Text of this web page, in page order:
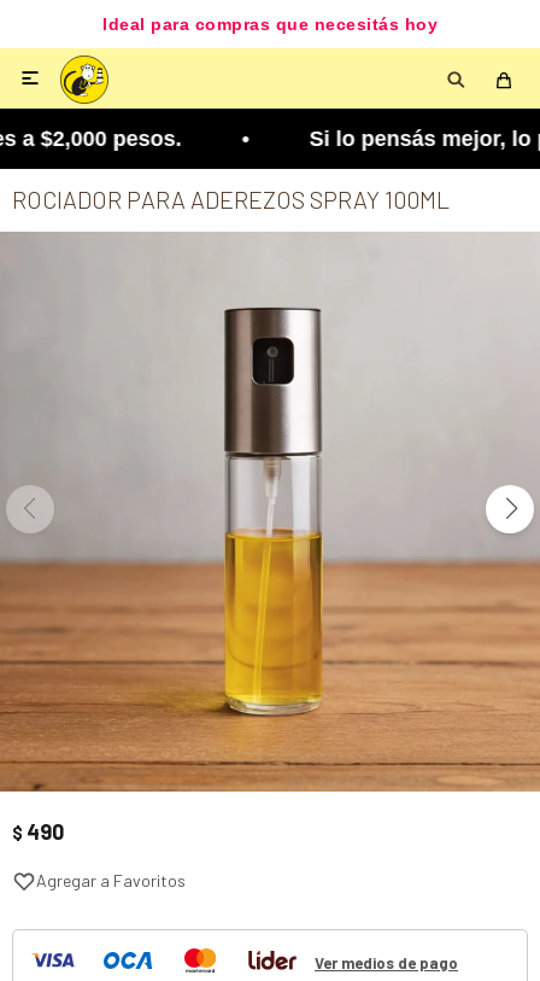
Ideal para compras que necesitás hoy

a $2,000 pesos. • Si lo pensás mejor, lo
ROCIADOR PARA ADEREZOS SPRAY 100ML
$ 490
Ver medios de pago